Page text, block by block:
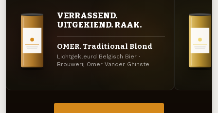
VERRASSEND.
UITGEKIEND. RAAK.
OMER. Traditional Blond
Lichtgekleurd Belgisch Bier ·
Brouwerij Omer Vander Ghinste